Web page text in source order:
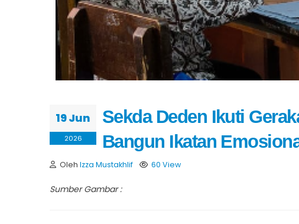
19 Jun
2026
Sekda Deden Ikuti
Bangun Ikatan
Oleh Izza Mustakhlif 60 View
Sumber Gambar :